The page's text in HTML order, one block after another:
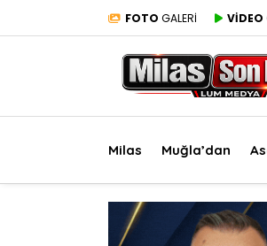
FOTO GALERİ VİDEO
Milas Muğla’dan